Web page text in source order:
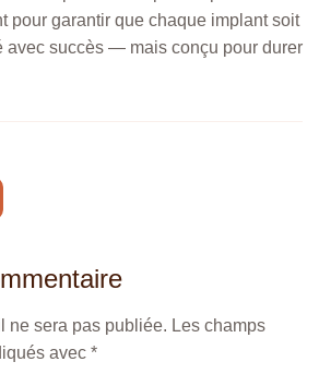
pour garantir que chaque implant soit
avec succès — mais conçu pour durer
ne sera pas publiée. Les champs
avec *